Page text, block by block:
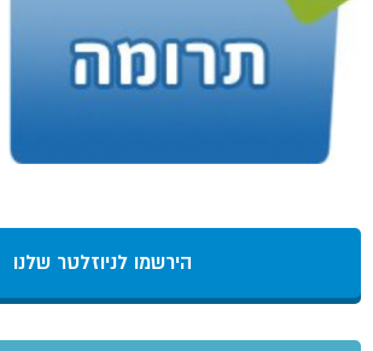
הירשמו לניוזלטר שלנו